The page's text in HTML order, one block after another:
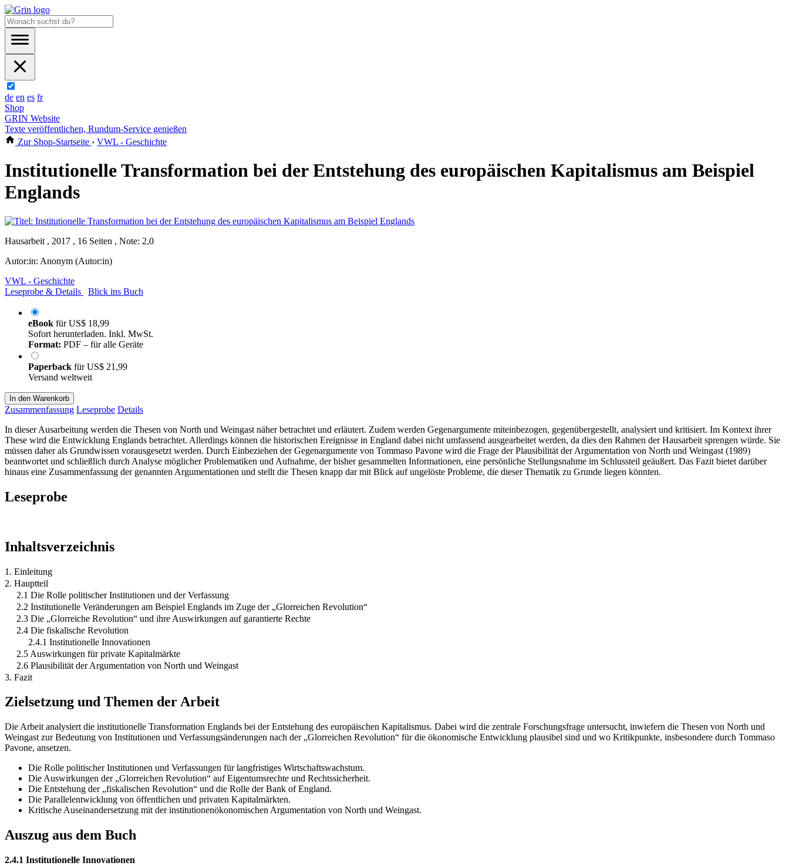
de en es fr
Shop
GRIN Website
Texte veröffentlichen, Rundum-Service genießen
Zur Shop-Startseite › VWL - Geschichte
Institutionelle Transformation bei der Entstehung des europäischen Kapitalismus am Beispiel
Englands
Hausarbeit , 2017 , 16 Seiten , Note: 2,0
Autor:in: Anonym (Autor:in)
VWL - Geschichte
Leseprobe & Details
Blick ins Buch
eBook fürUS$ 18,99
Sofort herunterladen. Inkl. MwSt.
Format: PDF – für alle Geräte
Paperback fürUS$ 21,99
Versand weltweit
In den Warenkorb
Zusammenfassung Leseprobe Details
In dieser Ausarbeitung werden die Thesen von North und Weingast näher betrachtet und erläutert. Zudem werden Gegenargumente miteinbezogen, gegenübergestellt, analysiert und kritisiert. Im Kontext ihrer
These wird die Entwicklung Englands betrachtet. Allerdings können die historischen Ereignisse in England dabei nicht umfassend ausgearbeitet werden, da dies den Rahmen der Hausarbeit sprengen würde. Sie
müssen daher als Grundwissen vorausgesetzt werden. Durch Einbeziehen der Gegenargumente von Tommaso Pavone wird die Frage der Plausibilität der Argumentation von North und Weingast (1989)
beantwortet und schließlich durch Analyse möglicher Problematiken und Aufnahme, der bisher gesammelten Informationen, eine persönliche Stellungsnahme im Schlussteil geäußert. Das Fazit bietet darüber
hinaus eine Zusammenfassung der genannten Argumentationen und stellt die Thesen knapp dar mit Blick auf ungelöste Probleme, die dieser Thematik zu Grunde liegen könnten.
Leseprobe
Inhaltsverzeichnis
1. Einleitung
2. Hauptteil
2.1 Die Rolle politischer Institutionen und der Verfassung
2.2 Institutionelle Veränderungen am Beispiel Englands im Zuge der „Glorreichen Revolution“
2.3 Die „Glorreiche Revolution“ und ihre Auswirkungen auf garantierte Rechte
2.4 Die fiskalische Revolution
2.4.1 Institutionelle Innovationen
2.5 Auswirkungen für private Kapitalmärkte
2.6 Plausibilität der Argumentation von North und Weingast
3. Fazit
Zielsetzung und Themen der Arbeit
Die Arbeit analysiert die institutionelle Transformation Englands bei der Entstehung des europäischen Kapitalismus. Dabei wird die zentrale Forschungsfrage untersucht, inwiefern die Thesen von North und
Weingast zur Bedeutung von Institutionen und Verfassungsänderungen nach der „Glorreichen Revolution“ für die ökonomische Entwicklung plausibel sind und wo Kritikpunkte, insbesondere durch Tommaso
Pavone, ansetzen.
Die Rolle politischer Institutionen und Verfassungen für langfristiges Wirtschaftswachstum.
Die Auswirkungen der „Glorreichen Revolution“ auf Eigentumsrechte und Rechtssicherheit.
Die Entstehung der „fiskalischen Revolution“ und die Rolle der Bank of England.
Die Parallelentwicklung von öffentlichen und privaten Kapitalmärkten.
Kritische Auseinandersetzung mit der institutionenökonomischen Argumentation von North und Weingast.
Auszug aus dem Buch
2.4.1 Institutionelle Innovationen